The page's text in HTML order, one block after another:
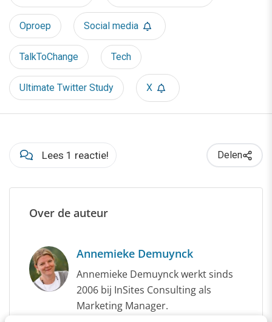
Oproep Social media
TalkToChange Tech
Ultimate Twitter Study X
Lees 1 reactie! Delen
Over de auteur
Annemieke Demuynck
Annemieke Demuynck werkt sinds
2006 bij InSites Consulting als
Marketing Manager.